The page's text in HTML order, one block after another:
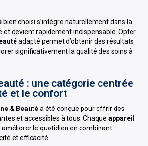
bien choisi s’intègre naturellement dans la
et devient rapidement indispensable. Opter
adapté permet d’obtenir des résultats
significativement la qualité des soins à
: une catégorie centrée
et le confort
& Beautéa été conçue pour offrir des
et accessibles à tous. Chaque appareil
améliorer le quotidien en combinant
et efficacité.